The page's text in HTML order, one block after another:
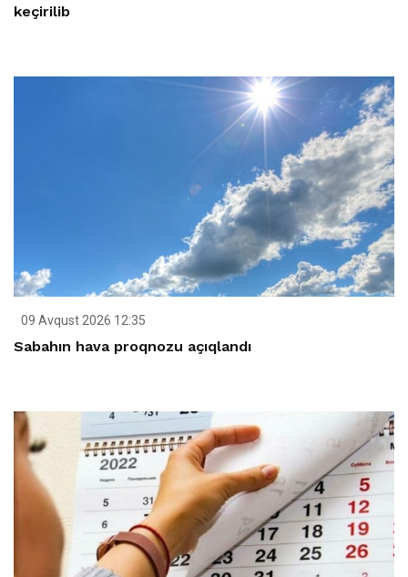
keçirilib
09 Avqust 2026 12:35
Sabahın hava proqnozu açıqlandı